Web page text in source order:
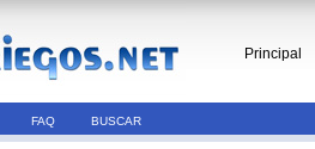
Principal
FAQ BUSCAR